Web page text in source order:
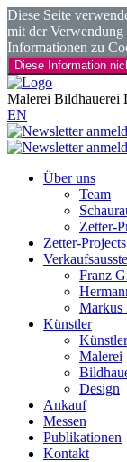
Diese Seite
mit der
Informationen zu
Diese Information
Malerei Bildhauerei
EN
Über uns
Team
Zetter-
Zetter-Projects
Franz
Markus
Künstler
Künstler
Malerei
Design
Ankauf
Messen
Publikationen
Kontakt